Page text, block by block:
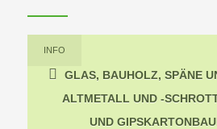
INFO
GLAS, BAUHOLZ, SPÄNE
ALTMETALL UND -
UND